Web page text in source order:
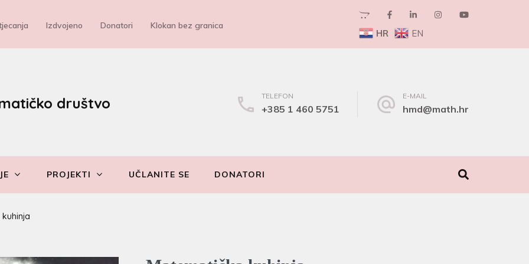
Izdvojeno Donatori Klokan bez granica
HR EN
društvo TELEFON
+385 1 460 5751
E-MAIL
hmd@math.hr
PROJEKTI UČLANITE SE DONATORI